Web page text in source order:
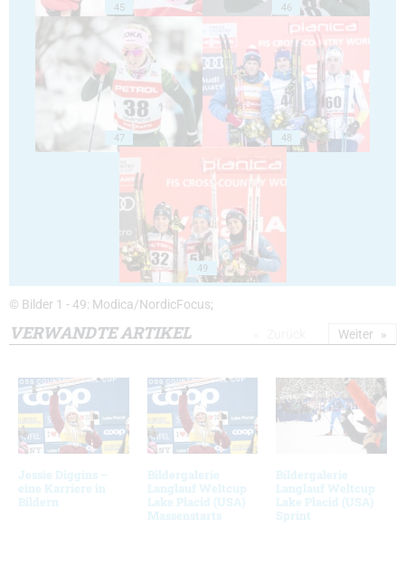
45 46
47 48
49
© Bilder 1 - 49: Modica/NordicFocus;
VERWANDTE ARTIKEL
Jessie Diggins –
eine Karriere in
Bildern
Bildergalerie
Langlauf Weltcup
Lake Placid (USA)
Massenstarts
Bildergalerie
Langlauf Weltcup
Lake Placid (USA)
Sprint
Weiter